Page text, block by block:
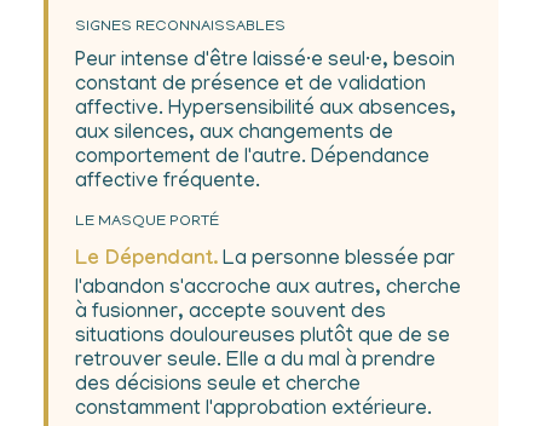
SIGNES RECONNAISSABLES
Peur intense d'être laissé·e seul·e, besoin
constant de présence et de validation
affective. Hypersensibilité aux absences,
aux silences, aux changements de
comportement de l'autre. Dépendance
affective fréquente.
LE MASQUE PORTÉ
Le Dépendant. La personne blessée par
l'abandon s'accroche aux autres, cherche
à fusionner, accepte souvent des
situations douloureuses plutôt que de se
retrouver seule. Elle a du mal à prendre
des décisions seule et cherche
constamment l'approbation extérieure.